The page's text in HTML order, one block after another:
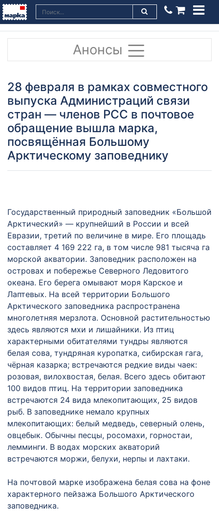
Анонсы
28 февраля в рамках совместного
выпуска Администраций связи
стран — членов РСС в почтовое
обращение вышла марка,
посвящённая Большому
Арктическому заповеднику
Государственный природный заповедник «Большой
Арктический» — крупнейший в России и всей
Евразии, третий по величине в мире. Его площадь
составляет 4 169 222 га, в том числе 981 тысяча га
морской акватории. Заповедник расположен на
островах и побережье Северного Ледовитого
океана. Его берега омывают моря Карское и
Лаптевых. На всей территории Большого
Арктического заповедника распространена
многолетняя мерзлота. Основной растительностью
здесь являются мхи и лишайники. Из птиц
характерными обитателями тундры являются
белая сова, тундряная куропатка, сибирская гага,
чёрная казарка; встречаются редкие виды чаек:
розовая, вилохвостая, белая. Всего здесь обитают
100 видов птиц. На территории заповедника
встречаются 24 вида млекопитающих, 25 видов
рыб. В заповеднике немало крупных
млекопитающих: белый медведь, северный олень,
овцебык. Обычны песцы, росомахи, горностаи,
лемминги. В водах морских акваторий
встречаются моржи, белухи, нерпы и лахтаки.
На почтовой марке изображена белая сова на фоне
характерного пейзажа Большого Арктического
заповедника.